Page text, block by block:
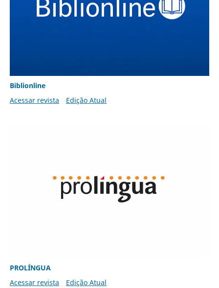
Biblionline
Acessar revista
Edição Atual
PROLÍNGUA
Acessar revista
Edição Atual